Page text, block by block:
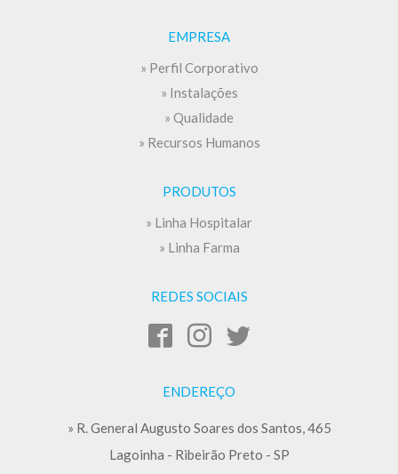
EMPRESA
» Perfil Corporativo
» Instalações
» Qualidade
» Recursos Humanos
PRODUTOS
» Linha Hospitalar
» Linha Farma
REDES SOCIAIS
ENDEREÇO
» R. General Augusto Soares dos Santos, 465
Lagoinha - Ribeirão Preto - SP